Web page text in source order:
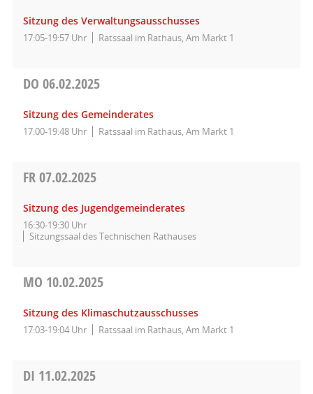
Sitzung des Verwaltungsausschusses
17:05-19:57 Uhr Ratssaal im Rathaus, Am Markt 1
DO 06.02.2025
Sitzung des Gemeinderates
17:00-19:48 Uhr Ratssaal im Rathaus, Am Markt 1
FR07.02.2025
Sitzung des Jugendgemeinderates
16:30-19:30 Uhr
Sitzungssaal des Technischen Rathauses
MO 10.02.2025
Sitzung des Klimaschutzausschusses
17:03-19:04 Uhr Ratssaal im Rathaus, Am Markt 1
DI 11.02.2025